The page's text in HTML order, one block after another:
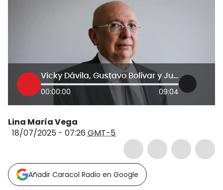
Vicky Dávila, Gustavo Bolívar y Juan Daniel Oviedo hablan sobre proyecto de MinJusticia que busca modificar política criminal
00:00:00 09:04
Lina María Vega
18/07/2025 - 07:26 GMT-5
Añadir Caracol Radio en Google